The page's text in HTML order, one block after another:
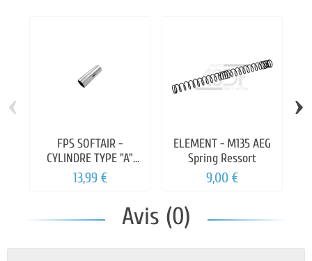
FPS SOFTAIR -
CYLINDRE TYPE "A"
POUR CANON AEG
110/201MM
13,99 €
ELEMENT - M135 AEG
Spring Ressort
9,00 €
‹ ›
Avis (0)